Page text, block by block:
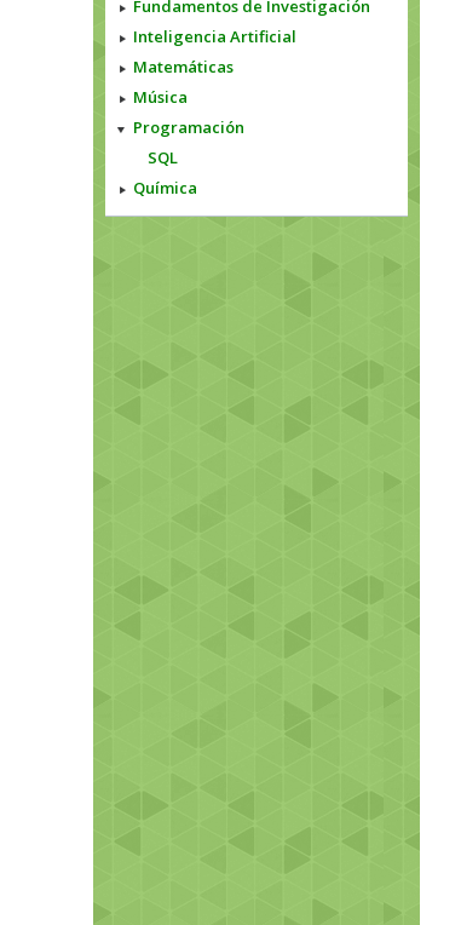
Fundamentos de Investigación
Inteligencia Artificial
Matemáticas
Música
Programación
SQL
Química